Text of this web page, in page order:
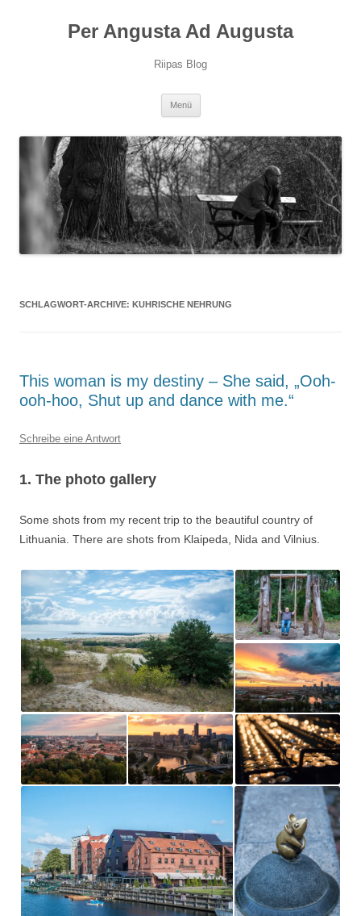
Per Angusta Ad Augusta
Riipas Blog
Menü
SCHLAGWORT-ARCHIVE: KUHRISCHE NEHRUNG
This woman is my destiny – She said, „Ooh-
ooh-hoo, Shut up and dance with me.“
Schreibe eine Antwort
1. The photo gallery
Some shots from my recent trip to the beautiful country of
Lithuania. There are shots from Klaipeda, Nida and Vilnius.